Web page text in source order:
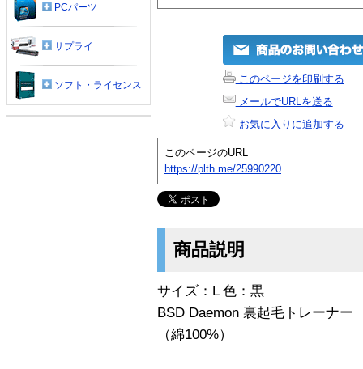
このページを印刷する
メールでURLを送る
お気に入りに追加する
このページのURL
https://plth.me/25990220
商品説明
サイズ：L 色：黒
BSD Daemon 裏起毛トレーナー
（綿100%）
PCパーツ
サプライ
ソフト・ライセンス